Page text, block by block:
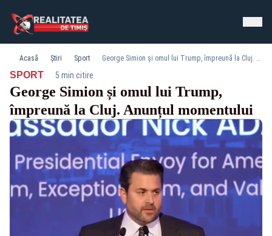
Acasă Știri Sport George Simion și omul lui Trump, împreună la Cluj. Anunțul momentului
SPORT· 5 min citire
George Simion și omul lui Trump,
împreună la Cluj. Anunțul momentului